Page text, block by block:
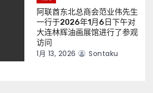
阿联酋东北总商会范业伟先生
一行于2026年1月6日下午对
大连林辉油画展馆进行了参观
访问
1月 13, 2026 Sontaku